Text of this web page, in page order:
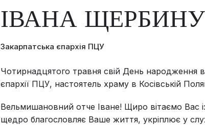
ІВАНА ЩЕРБИНУ
Закарпатська єпархія ПЦУ
Чотирнадцятого травня свій День народження
єпархії ПЦУ, настоятель храму в Косівській
Вельмишановний отче Іване! Щиро вітаємо Вас
щедро благословляє Ваше життя, укріплює у